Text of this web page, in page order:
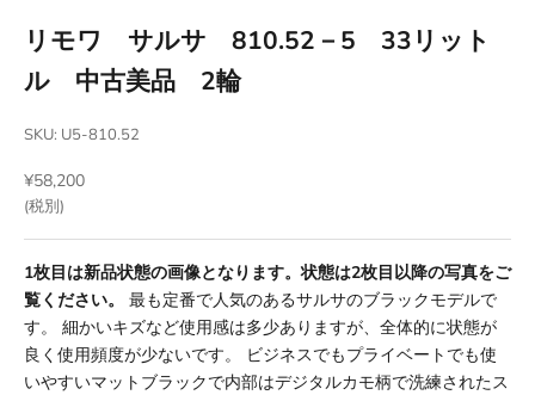
リモワ サルサ 810.52－5 33リット
ル 中古美品 2輪
SKU: U5-810.52
セール価格
¥58,200
(税別)
1枚目は新品状態の画像となります。状態は2枚目以降の写真をご
覧ください。
最も定番で人気のあるサルサのブラックモデルで
す。 細かいキズなど使用感は多少ありますが、全体的に状態が
良く使用頻度が少ないです。 ビジネスでもプライベートでも使
いやすいマットブラックで内部はデジタルカモ柄で洗練されたス